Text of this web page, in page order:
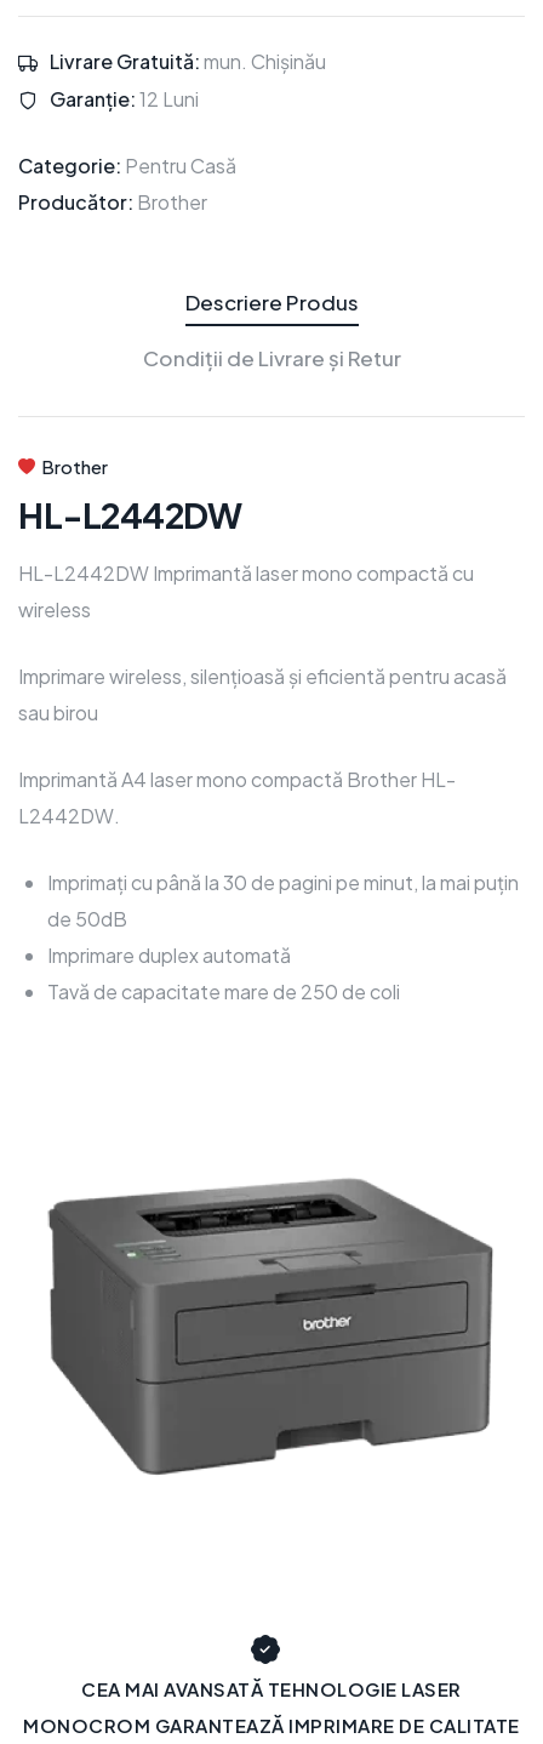
Livrare Gratuită:mun. Chișinău
Garanție:12 Luni
Categorie: Pentru Casă
Producător: Brother
Descriere Produs
Condiții de Livrare și Retur
Brother
HL-L2442DW
HL-L2442DW Imprimantă laser mono compactă cu
wireless
Imprimare wireless, silențioasă și eficientă pentru acasă
sau birou
Imprimantă A4 laser mono compactă Brother HL-
L2442DW.
Imprimați cu până la 30 de pagini pe minut, la mai puțin
de 50dB
Imprimare duplex automată
Tavă de capacitate mare de 250 de coli
CEA MAI AVANSATĂ TEHNOLOGIE LASER
MONOCROM GARANTEAZĂ IMPRIMARE DE CALITATE